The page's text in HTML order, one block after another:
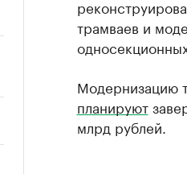
трамваев и
Модернизацию
планируют
млрд рублей.